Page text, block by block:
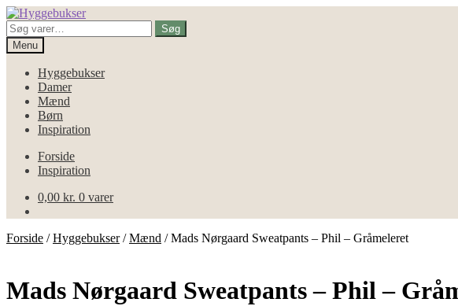
Spring
til
navigation
Spring
til
indhold
Søg
efter:
Søg
Menu
Hyggebukser
Damer
Mænd
Børn
Inspiration
Forside
Inspiration
0,00 kr. 0 varer
Forside /Hyggebukser/Mænd /Mads Nørgaard Sweatpants – Phil – Gråmeleret
Mads Nørgaard Sweatpants – Phil –